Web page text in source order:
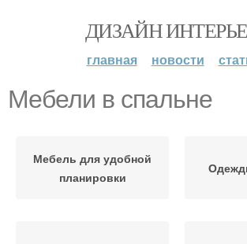
ДИЗАЙН
главная новости
Мебели в спальне
Мебель для удобной
планировки